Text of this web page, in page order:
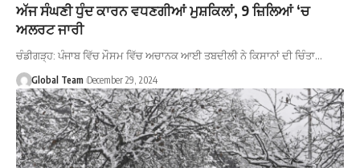
ਅੱਜ ਸੰਘਣੀ ਧੁੰਦ ਕਾਰਨ ਵਧਣਗੀਆਂ ਮੁਸ਼ਕਿਲਾਂ, 9 ਜ਼ਿਲਿਆਂ ‘ਚ
ਅਲਰਟ ਜਾਰੀ
ਚੰਡੀਗੜ੍ਹ: ਪੰਜਾਬ ਵਿੱਚ ਮੌਸਮ ਵਿੱਚ ਅਚਾਨਕ ਆਈ ਤਬਦੀਲੀ ਨੇ ਕਿਸਾਨਾਂ ਦੀ ਚਿੰਤਾ…
Global Team December 29, 2024